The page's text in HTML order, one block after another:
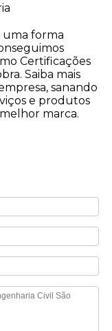
uma forma
Certificações
Saiba mais
sanando
e produtos
marca.